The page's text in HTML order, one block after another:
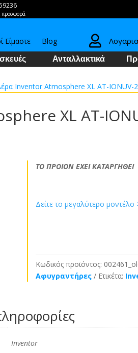
προσφορά
Είμαστε Blog 
Ανταλλακτικά
Inventor Atmosphere XL AT-IONUV-
XL AT-
ΤΟ ΠΡΟΙΟΝ ΕΧΕΙ ΚΑΤΑΡΓΗΘΕΙ
Δείτε το μεγαλύτερο μοντέλο
Κωδικός προϊόντος:
Αφυγραντήρες
Ετικέτα:
Inventor